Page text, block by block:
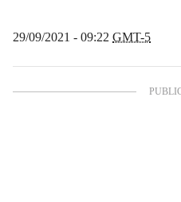
29/09/2021 - 09:22 GMT-5